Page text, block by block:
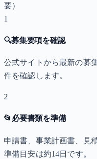
要）
1
🔍募集要項を確認
公式サイトから最新の募
件を確認します。
2
📂 必要書類を準備
申請書、事業計画書、見
準備目安は約14日です。